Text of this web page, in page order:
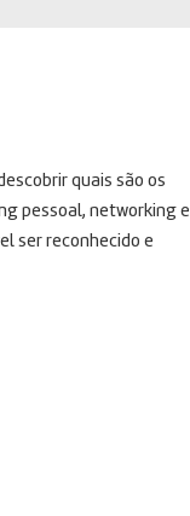
quais são os
pessoal, networking e
ser reconhecido e